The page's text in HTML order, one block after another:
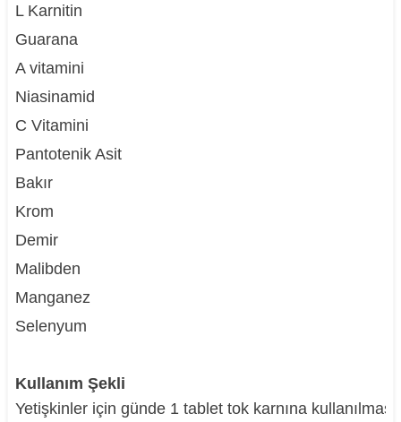
L Karnitin
Guarana
A vitamini
Niasinamid
C Vitamini
Pantotenik Asit
Bakır
Krom
Demir
Malibden
Manganez
Selenyum
Kullanım Şekli
Yetişkinler için günde 1 tablet tok karnına kullanılması